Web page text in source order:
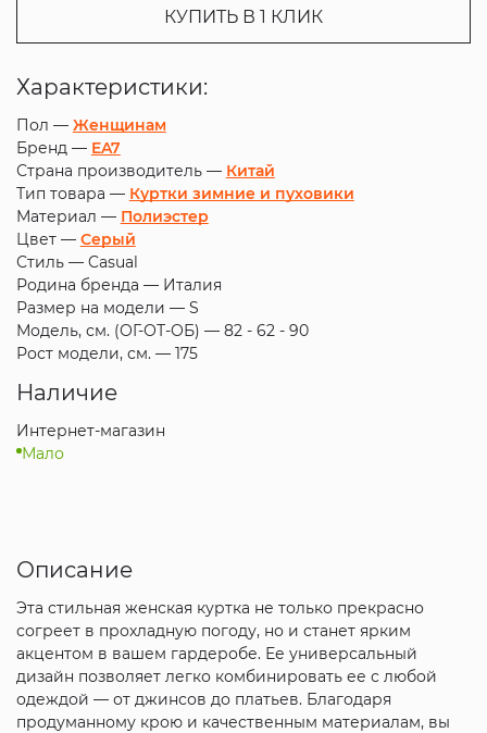
КУПИТЬ В 1 КЛИК
Характеристики:
Пол — Женщинам
Бренд — EA7
Страна производитель — Китай
Тип товара — Куртки зимние и пуховики
Материал — Полиэстер
Цвет — Серый
Стиль — Casual
Родина бренда — Италия
Размер на модели — S
Модель, см. (ОГ-ОТ-ОБ) — 82 - 62 - 90
Рост модели, см. — 175
Наличие
Интернет-магазин
Мало
Описание
Эта стильная женская куртка не только прекрасно
согреет в прохладную погоду, но и станет ярким
акцентом в вашем гардеробе. Ее универсальный
дизайн позволяет легко комбинировать ее с любой
одеждой — от джинсов до платьев. Благодаря
продуманному крою и качественным материалам, вы